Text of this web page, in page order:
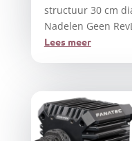
structuur 30 cm
Nadelen Geen
Lees meer